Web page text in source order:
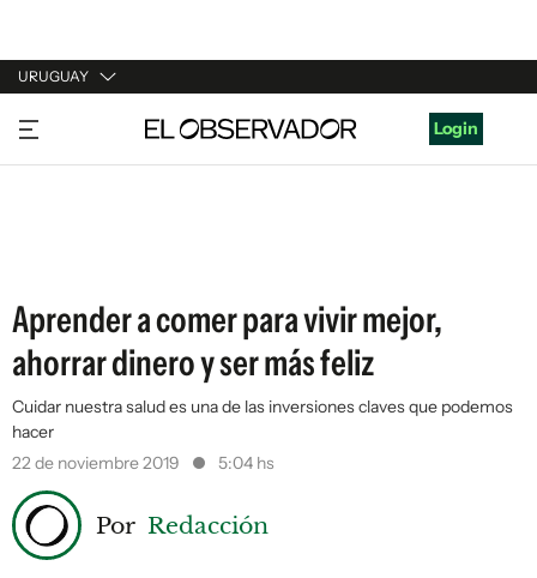
URUGUAY
URUGUAY
ARGENTINA
Login
Aprender a comer para vivir mejor,
ahorrar dinero y ser más feliz
Cuidar nuestra salud es una de las inversiones claves que podemos
hacer
22 de noviembre 2019
5:04 hs
Por Redacción